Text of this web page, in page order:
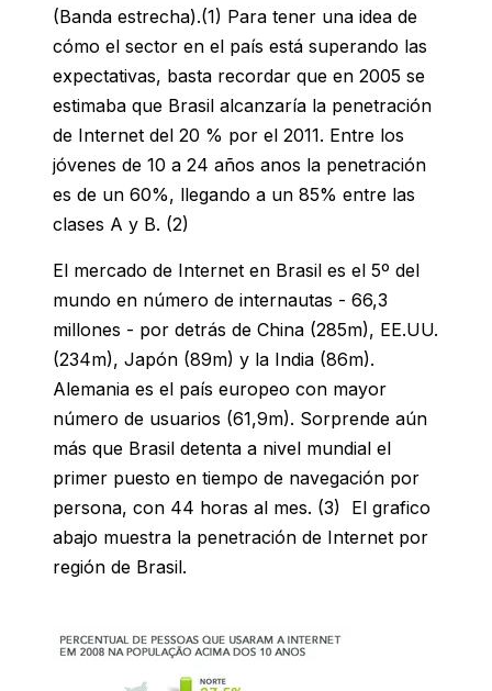
(Banda estrecha).(1) Para tener una idea de
cómo el sector en el país está superando las
expectativas, basta recordar que en 2005 se
estimaba que Brasil alcanzaría la penetración
de Internet del 20 % por el 2011. Entre los
jóvenes de 10 a 24 años anos la penetración
es de un 60%, llegando a un 85% entre las
clases A y B. (2)
El mercado de Internet en Brasil es el 5º del
mundo en número de internautas - 66,3
millones - por detrás de China (285m), EE.UU.
(234m), Japón (89m) y la India (86m).
Alemania es el país europeo con mayor
número de usuarios (61,9m). Sorprende aún
más que Brasil detenta a nivel mundial el
primer puesto en tiempo de navegación por
persona, con 44 horas al mes. (3) El grafico
abajo muestra la penetración de Internet por
región de Brasil.